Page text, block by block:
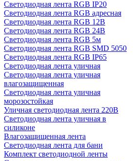
Светодиодная лента RGB IP20
Светодиодная лента RGB адресная
Светодиодная лента RGB 12В
Светодиодная лента RGB 24В
Светодиодная лента RGB 5м
Светодиодная лента RGB SMD 5050
Светодиодная лента RGB IP65
Светодиодная лента уличная
Светодиодная лента уличная
влагозащищенная
Светодиодная лента уличная
морозостойкая
Уличная светодиодная лента 220В
Светодиодная лента уличная в
силиконе
Влагозащищенная лента
Светодиодная лента для бани
Комплект светодиодной ленты